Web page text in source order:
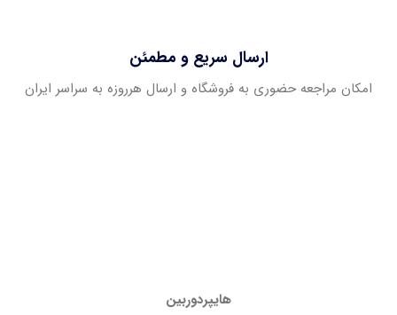
ارسال سریع و مطمئن
امکان مراجعه حضوری به فروشگاه و ارسال هرروزه به سراسر ایران
هایپردوربین